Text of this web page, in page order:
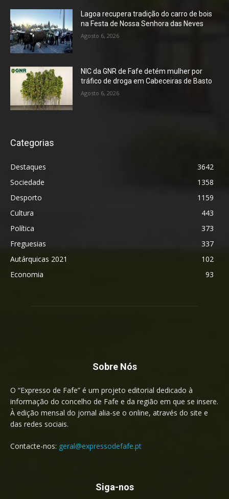
Lagoa recupera tradição do carro de bois
na Festa de Nossa Senhora das Neves
Agosto 6, 2026
NIC da GNR de Fafe detém mulher por
tráfico de droga em Cabeceiras de Basto
Agosto 6, 2026
Categorias
Destaques
3642
Sociedade
1358
Desporto
1159
Cultura
443
Política
373
Freguesias
337
Autárquicas 2021
102
Economia
93
Sobre Nós
O “Expresso de Fafe” é um projeto editorial dedicado à
informação do concelho de Fafe e da região em que se insere.
À edição mensal do jornal alia-se o online, através do site e
das redes sociais.
Contacte-nos: geral@expressodefafe.pt
Siga-nos